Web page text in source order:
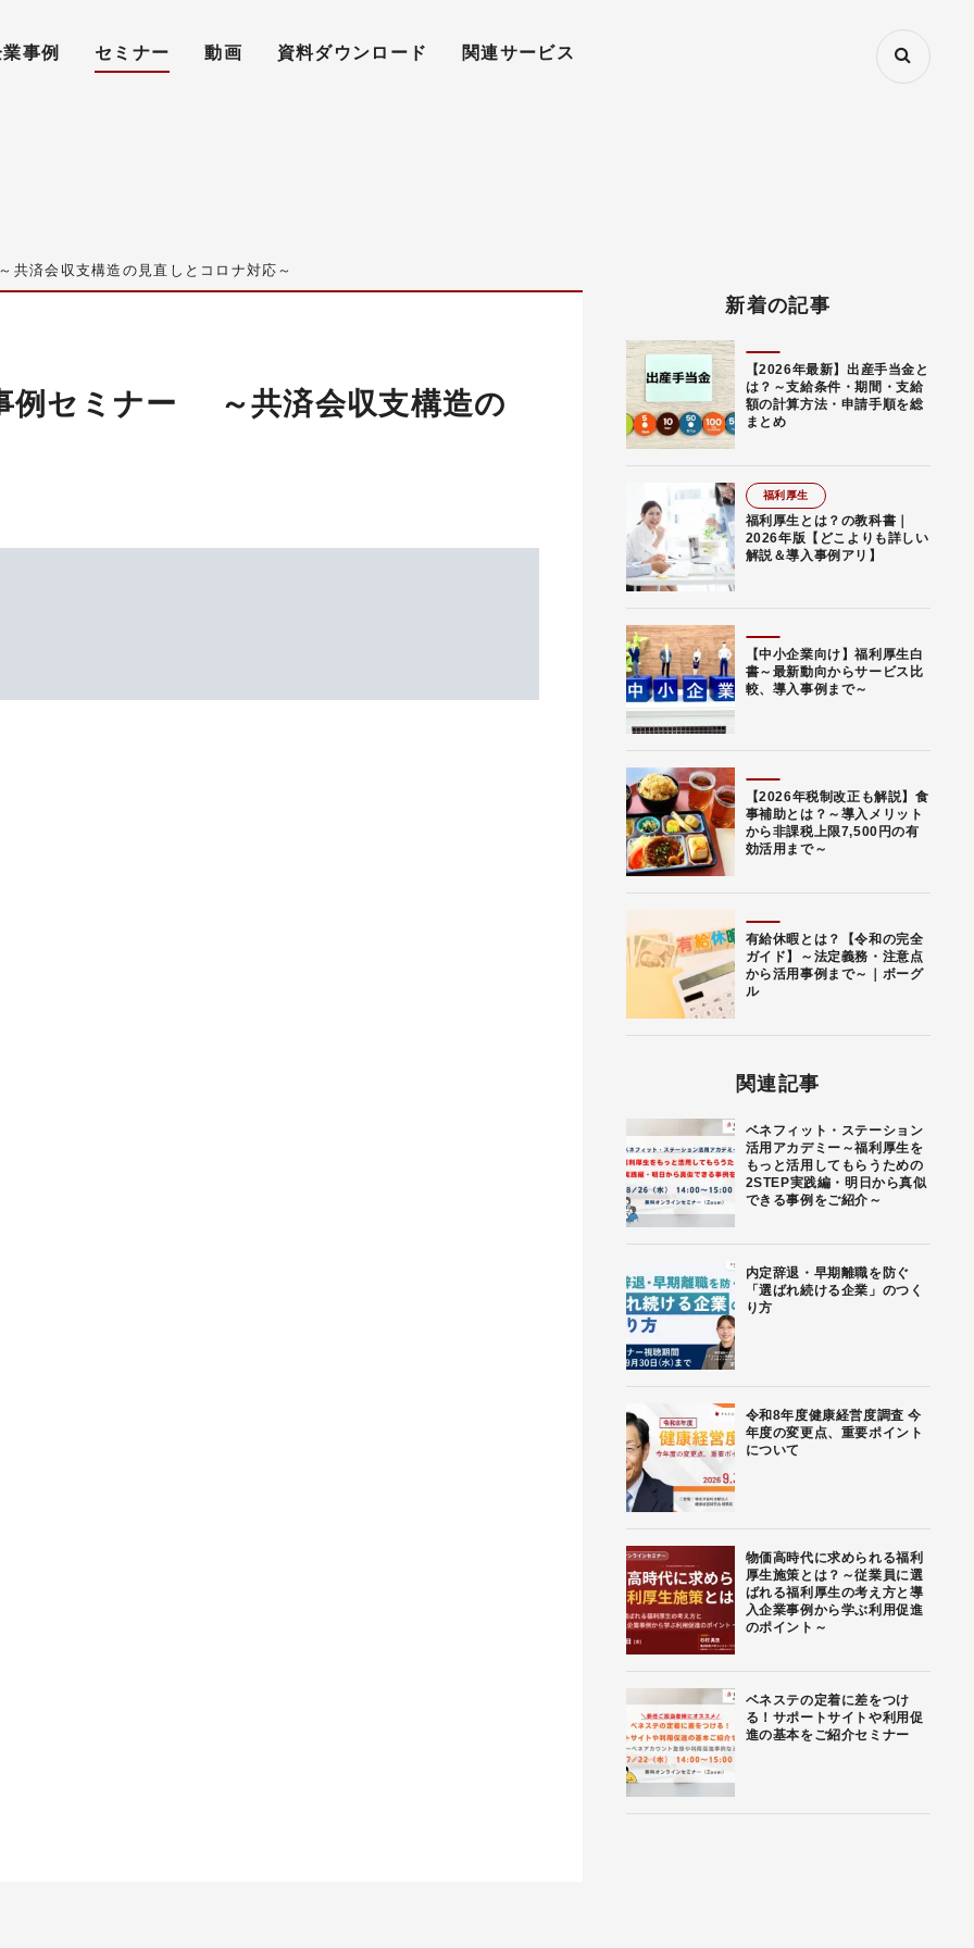
事例 セミナー 動画 資料ダウンロード 関連サービス
済会収支構造の見直しとコロナ対応～
例セミナー ～共済会収支構造の
新着の記事
【2026年最新】出産手当金と
は？～支給条件・期間・支給
額の計算方法・申請手順を総
まとめ
福利厚生
福利厚生とは？の教科書｜
2026年版【どこよりも詳しい
解説＆導入事例アリ】
【中小企業向け】福利厚生白
書～最新動向からサービス比
較、導入事例まで～
【2026年税制改正も解説】食
事補助とは？～導入メリット
から非課税上限7,500円の有
効活用まで～
有給休暇とは？【令和の完全
ガイド】～法定義務・注意点
から活用事例まで～｜ボーグ
ル
関連記事
ベネフィット・ステーション
活用アカデミー～福利厚生を
もっと活用してもらうための
2STEP実践編・明日から真似
できる事例をご紹介～
内定辞退・早期離職を防ぐ
「選ばれ続ける企業」のつく
り方
令和8年度健康経営度調査 今
年度の変更点、重要ポイント
について
物価高時代に求められる福利
厚生施策とは？～従業員に選
ばれる福利厚生の考え方と導
入企業事例から学ぶ利用促進
のポイント～
ベネステの定着に差をつけ
る！サポートサイトや利用促
進の基本をご紹介セミナー